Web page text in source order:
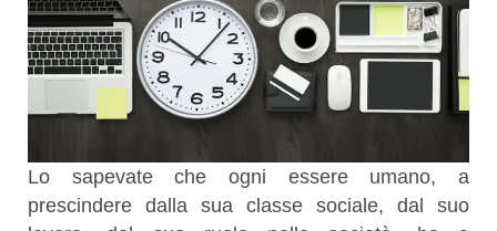
Lo sapevate che ogni essere umano, a
prescindere dalla sua classe sociale, dal suo